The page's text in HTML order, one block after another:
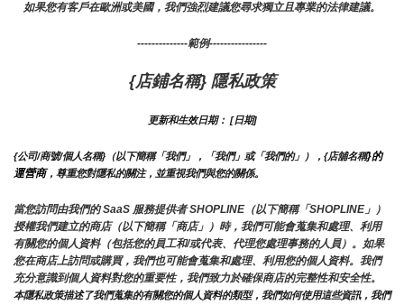
如果您有客戶在歐洲或美國，我們強烈建議您尋求獨立且專業的法律建議。
--------------範例----------------
{店鋪名稱} 隱私政策
更新和生效日期： [日期]
{公司/商號/個人名稱}（以下簡稱「我們」，「我們」或「我們的」），{店舖名稱}的
運營商，尊重您對隱私的關注，並重視我們與您的關係。
當您訪問由我們的 SaaS 服務提供者 SHOPLINE（以下簡稱「SHOPLINE」）
授權我們建立的商店（以下簡稱「商店」）時，我們可能會蒐集和處理、利用
有關您的個人資料（包括您的員工和/或代表、代理您處理事務的人員）。如果
您在商店上訪問或購買，我們也可能會蒐集和處理、利用您的個人資料。我們
充分意識到個人資料對您的重要性，我們致力於確保商店的完整性和安全性。
本隱私政策描述了我們蒐集的有關您的個人資料的類型，我們如何使用這些資訊，我們